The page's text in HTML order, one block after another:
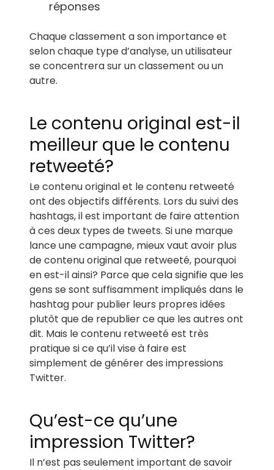
réponses
Chaque classement a son importance et
selon chaque type d’analyse, un utilisateur
se concentrera sur un classement ou un
autre.
Le contenu original est-il
meilleur que le contenu
retweeté?
Le contenu original et le contenu retweeté
ont des objectifs différents. Lors du suivi des
hashtags, il est important de faire attention
à ces deux types de tweets. Si une marque
lance une campagne, mieux vaut avoir plus
de contenu original que retweeté, pourquoi
en est-il ainsi? Parce que cela signifie que les
gens se sont suffisamment impliqués dans le
hashtag pour publier leurs propres idées
plutôt que de republier ce que les autres ont
dit. Mais le contenu retweeté est très
pratique si ce qu’il vise à faire est
simplement de générer des impressions
Twitter.
Qu’est-ce qu’une
impression Twitter?
Il n’est pas seulement important de savoir